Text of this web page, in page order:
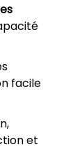
facile
et